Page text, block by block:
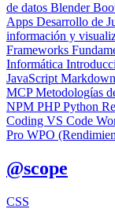
de datos Blender
Apps Desarrollo de
información y
Frameworks
Informática
JavaScript Markdown
MCPMetodologías
NPM PHPPython
Coding VS Code
Pro WPO
@scope
CSS